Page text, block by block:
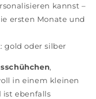
kannst –
ersten Monate und
gold oder silber
,
in einem kleinen
ist ebenfalls